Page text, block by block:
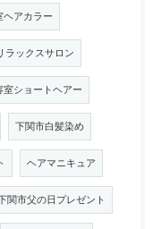
ヘアカラー
ラックスサロン
室ショートヘアー
下関市白髪染め
ヘアマニキュア
関市父の日プレゼント